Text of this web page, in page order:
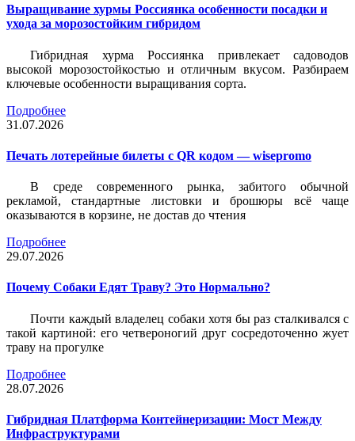
Выращивание хурмы Россиянка особенности посадки и
ухода за морозостойким гибридом
Гибридная хурма Россиянка привлекает садоводов
высокой морозостойкостью и отличным вкусом. Разбираем
ключевые особенности выращивания сорта.
Подробнее
31.07.2026
Печать лотерейные билеты c QR кодом — wisepromo
В среде современного рынка, забитого обычной
рекламой, стандартные листовки и брошюры всё чаще
оказываются в корзине, не достав до чтения
Подробнее
29.07.2026
Почему Собаки Едят Траву? Это Нормально?
Почти каждый владелец собаки хотя бы раз сталкивался с
такой картиной: его четвероногий друг сосредоточенно жует
траву на прогулке
Подробнее
28.07.2026
Гибридная Платформа Контейнеризации: Мост Между
Инфраструктурами